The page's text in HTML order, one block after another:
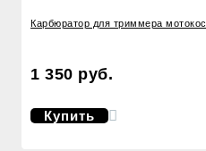
Карбюратор для триммера
1 350 руб.
Купить